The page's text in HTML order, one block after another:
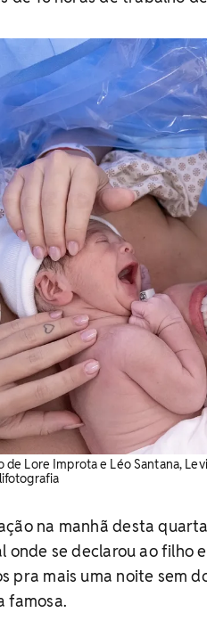
de Lore Improta e Léo Santana,
na manhã desta
onde se declarou ao filho
pra mais uma noite sem
famosa.